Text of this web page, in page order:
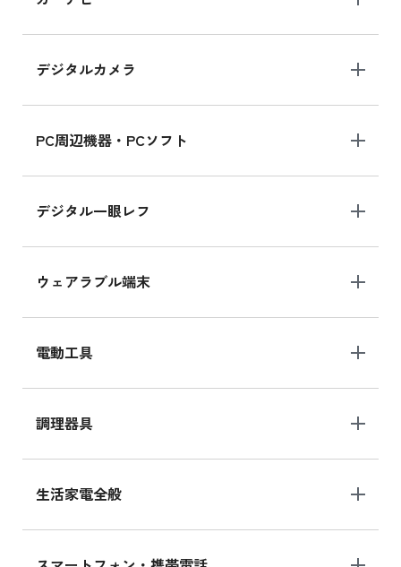
デジタルカメラ
PC周辺機器・PCソフト
デジタル一眼レフ
ウェアラブル端末
電動工具
調理器具
生活家電全般
MK2K3J/Aの新品買取価格はこちら